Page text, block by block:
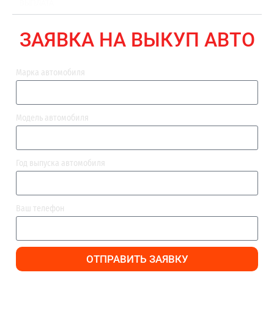
ЗАЯВКА НА ВЫКУП АВТО
Марка автомобиля
Модель автомобиля
Год выпуска автомобиля
Ваш телефон
ОТПРАВИТЬ ЗАЯВКУ